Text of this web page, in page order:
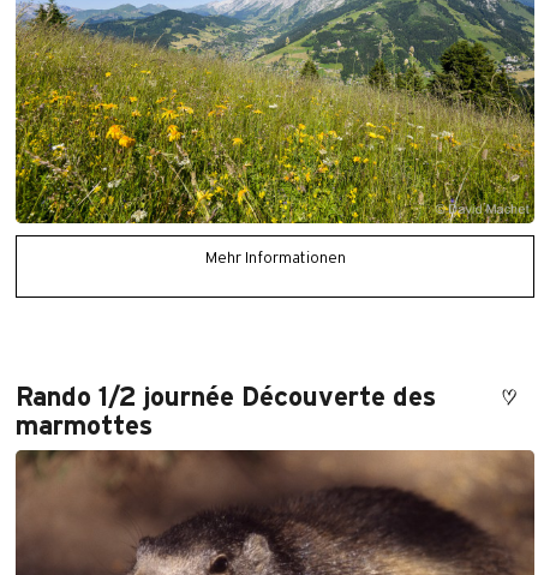
Mehr Informationen
Rando 1/2 journée Découverte des
marmottes